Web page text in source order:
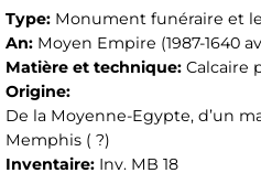
Type: Monument funéraire et
An: Moyen Empire (1987-1640
Matière et technique: Calcaire
Origine:
De la Moyenne-Egypte, d’un
Memphis ( ?)
Inventaire: Inv. MB 18